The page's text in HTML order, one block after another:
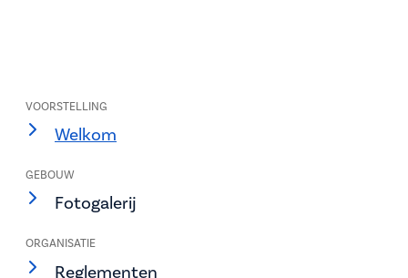
VOORSTELLING
Welkom
GEBOUW
Fotogalerij
ORGANISATIE
Reglementen